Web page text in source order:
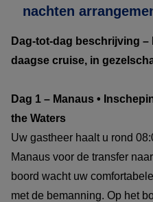
nachten
Dag-tot-dag beschrijving –
daagse cruise, in
Dag 1 – Manaus •
the Waters
Uw gastheer haalt u rond
Manaus voor de transfer
boord wacht uw
met de bemanning. Op het